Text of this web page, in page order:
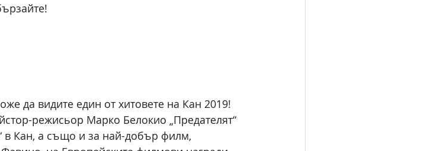
да видите един от хитовете на Кан 2019!
режисьор Марко Белокио „Предателят“
в Кан, а също и за най-добър филм,